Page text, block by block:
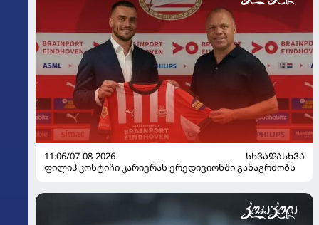
11:06/07-08-2026
ᲡᲮᲕᲐᲓᲐᲡᲮᲕᲐ
ფილიპ კოსტიჩი კარიერას ერედივიონში განაგრძობს